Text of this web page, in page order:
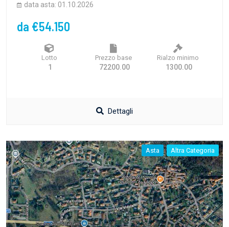
data asta: 01.10.2026
da €54.150
Lotto
1
Prezzo base
72200.00
Rialzo minimo
1300.00
Dettagli
Asta Altra Categoria